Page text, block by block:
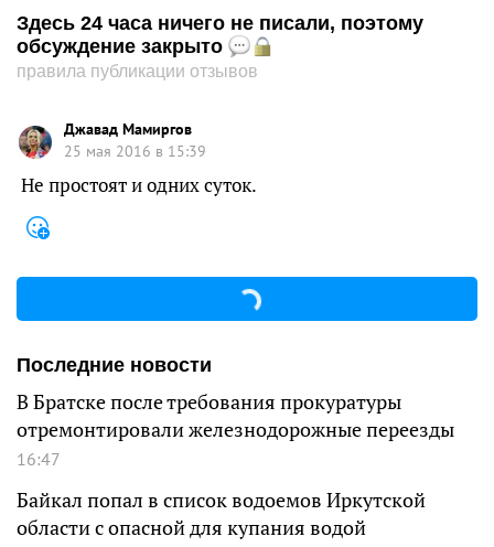
Здесь 24 часа ничего не писали, поэтому
обсуждение закрыто
правила публикации отзывов
Джавад Мамиргов
25 мая 2016 в 15:39
Не простоят и одних суток.
Последние новости
В Братске после требования прокуратуры
отремонтировали железнодорожные переезды
16:47
Байкал попал в список водоемов Иркутской
области с опасной для купания водой